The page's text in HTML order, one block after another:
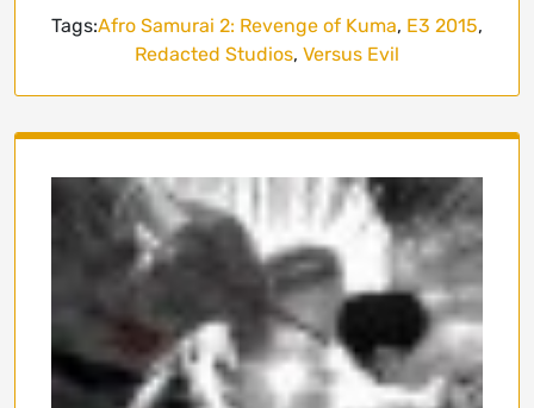
Tags:Afro Samurai 2: Revenge of Kuma, E3 2015,
Redacted Studios, Versus Evil